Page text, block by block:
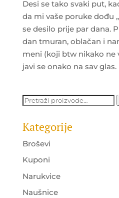
Desi se tako svaki put,
da mi vaše poruke dođu
se desilo prije par dana.
dan tmuran, oblačan i
meni (koji btw nikako ne
javi se onako na sav
Pretraži:
Kategorije
Broševi
Kuponi
Narukvice
Naušnice